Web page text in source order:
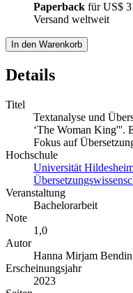
Paperback fürUS$
Versand weltweit
In den Warenkorb
Details
Titel
Textanalyse und
‘The Woman King'''.
Fokus auf
Hochschule
Universität
Veranstaltung
Bachelorarbeit
Note
1,0
Autor
Hanna Mirjam
Erscheinungsjahr
2023